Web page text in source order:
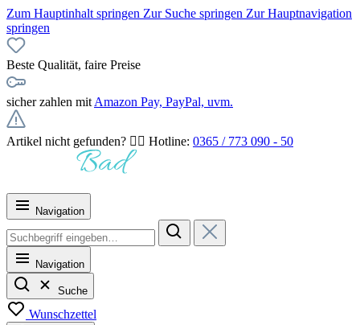
Zum Hauptinhalt springen Zur Suche springen Zur Hauptnavigation
springen
Beste Qualität, faire Preise
sicher zahlen mit Amazon Pay, PayPal, uvm.
Artikel nicht gefunden? 👉🏻 Hotline: 0365 / 773 090 - 50
Navigation
Navigation
Suche
Wunschzettel